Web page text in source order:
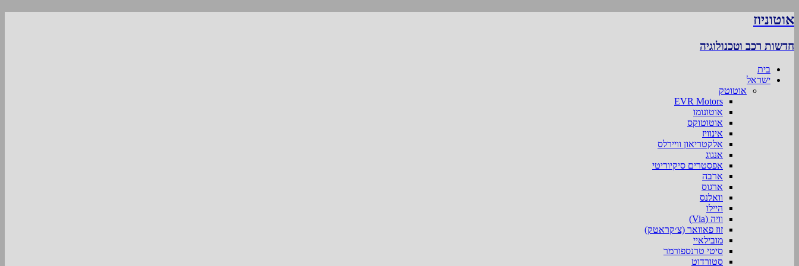
אוטוניוז
חדשות רכב וטכנולוגיה
בית
ישראל
אוטוטק
EVR Motors
אוטונומו
אוטוטוקס
אינוויז
אלקטריאון וויירלס
אנגוג
אפסטרים סיקיוריטי
ארבה
ארגוס
וואלנס
היילו
וויה (Via)
זוז פאוואר (צ׳קראטק)
מובילאיי
סיטי טרנספורמר
סטורדוט